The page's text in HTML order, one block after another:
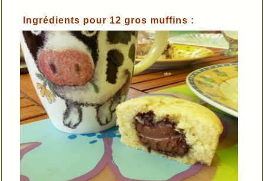
Ingrédients pour 12 gros muffins :